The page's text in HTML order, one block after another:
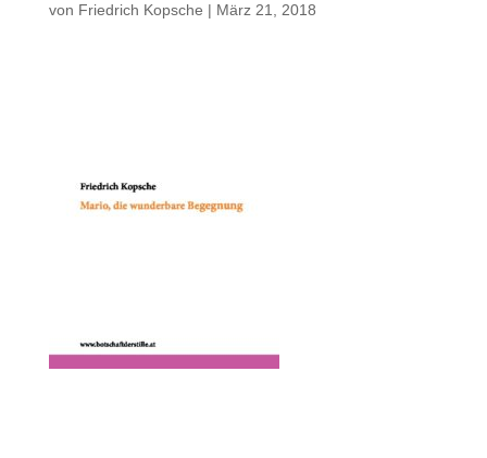
von Friedrich Kopsche | März 21, 2018